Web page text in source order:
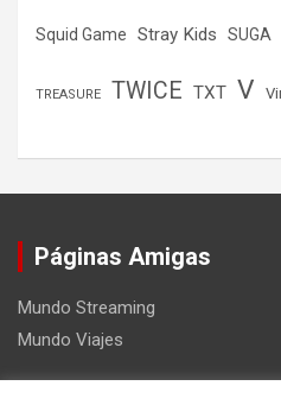
Squid Game Stray Kids SUGA
TREASURE TWICE TXT V
Páginas Amigas
Mundo Streaming
Mundo Viajes